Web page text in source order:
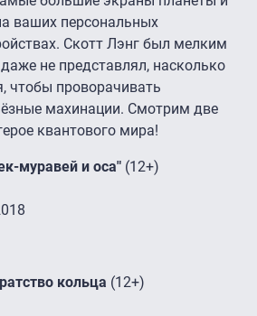
ваших персональных
Скотт Лэнг был мелким
не представлял, насколько
чтобы проворачивать
махинации. Смотрим две
квантового мира!
муравей и оса" (12+)
кольца (12+)